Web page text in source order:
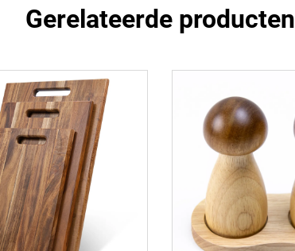
Gerelateerde producten